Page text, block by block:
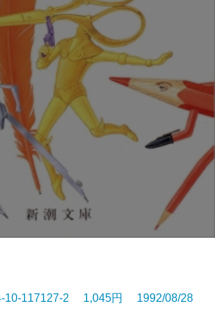
10-117127-2 1,045円 1992/08/28